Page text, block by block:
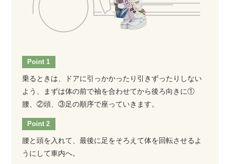
乗るときは、ドアに引っかかったり引きずったりしない
よう、まずは体の前で袖を合わせてから後ろ向きに①
腰、②頭、③足の順序で座っていきます。
腰と頭を入れて、最後に足をそろえて体を回転させるよ
うにして車内へ。